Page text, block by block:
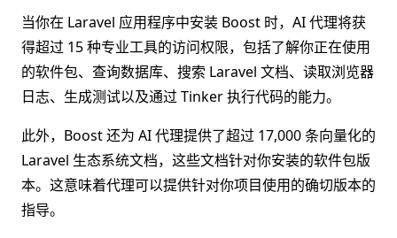
当你在 Laravel 应用程序中安装 Boost 时，AI 代理将获
得超过 15 种专业工具的访问权限，包括了解你正在使用
的软件包、查询数据库、搜索 Laravel 文档、读取浏览器
日志、生成测试以及通过 Tinker 执行代码的能力。
此外，Boost 还为 AI 代理提供了超过 17,000 条向量化的
Laravel 生态系统文档，这些文档针对你安装的软件包版
本。这意味着代理可以提供针对你项目使用的确切版本的
指导。